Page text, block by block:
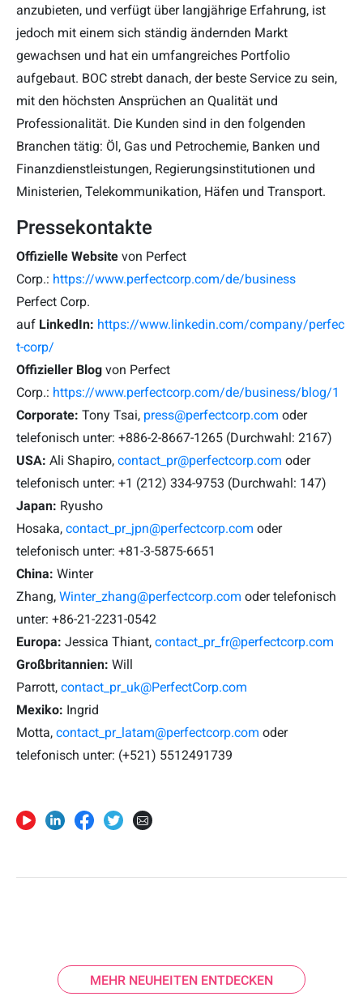
anzubieten, und verfügt über langjährige Erfahrung, ist
jedoch mit einem sich ständig ändernden Markt
gewachsen und hat ein umfangreiches Portfolio
aufgebaut. BOC strebt danach, der beste Service zu sein,
mit den höchsten Ansprüchen an Qualität und
Professionalität. Die Kunden sind in den folgenden
Branchen tätig: Öl, Gas und Petrochemie, Banken und
Finanzdienstleistungen, Regierungsinstitutionen und
Ministerien, Telekommunikation, Häfen und Transport.
Pressekontakte
Offizielle Website von Perfect
Corp.: https://www.perfectcorp.com/de/business
Perfect Corp.
auf LinkedIn: https://www.linkedin.com/company/perfec
t-corp/
Offizieller Blog von Perfect
Corp.: https://www.perfectcorp.com/de/business/blog/1
Corporate: Tony Tsai, press@perfectcorp.com oder
telefonisch unter: +886-2-8667-1265 (Durchwahl: 2167)
USA: Ali Shapiro, contact_pr@perfectcorp.com oder
telefonisch unter: +1 (212) 334-9753 (Durchwahl: 147)
Japan: Ryusho
Hosaka, contact_pr_jpn@perfectcorp.com oder
telefonisch unter: +81-3-5875-6651
China: Winter
Zhang, Winter_zhang@perfectcorp.com oder telefonisch
unter: +86-21-2231-0542
Europa: Jessica Thiant, contact_pr_fr@perfectcorp.com
Großbritannien: Will
Parrott, contact_pr_uk@PerfectCorp.com
Mexiko: Ingrid
Motta, contact_pr_latam@perfectcorp.com oder
telefonisch unter: (+521) 5512491739
MEHR NEUHEITEN ENTDECKEN